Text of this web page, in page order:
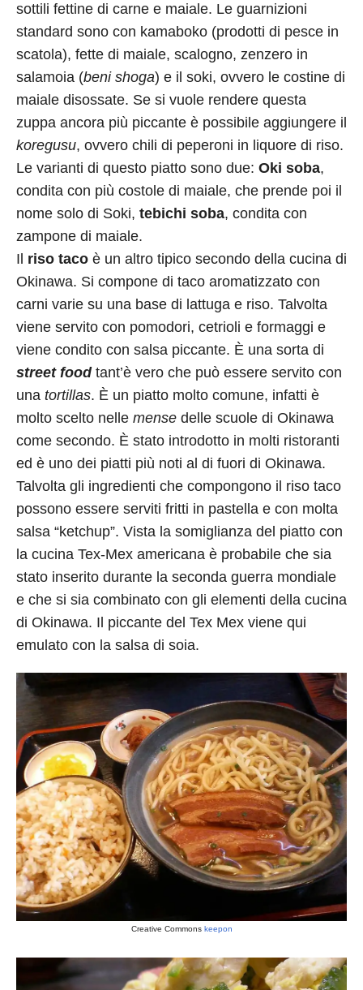
sottili fettine di carne e maiale. Le guarnizioni
standard sono con kamaboko (prodotti di pesce in
scatola), fette di maiale, scalogno, zenzero in
salamoia (beni shoga) e il soki, ovvero le costine di
maiale disossate. Se si vuole rendere questa
zuppa ancora più piccante è possibile aggiungere il
koregusu, ovvero chili di peperoni in liquore di riso.
Le varianti di questo piatto sono due: Oki soba,
condita con più costole di maiale, che prende poi il
nome solo di Soki, tebichi soba, condita con
zampone di maiale.
Il riso taco è un altro tipico secondo della cucina di
Okinawa. Si compone di taco aromatizzato con
carni varie su una base di lattuga e riso. Talvolta
viene servito con pomodori, cetrioli e formaggi e
viene condito con salsa piccante. È una sorta di
street foodtant’è vero che può essere servito con
una tortillas. È un piatto molto comune, infatti è
molto scelto nelle mense delle scuole di Okinawa
come secondo. È stato introdotto in molti ristoranti
ed è uno dei piatti più noti al di fuori di Okinawa.
Talvolta gli ingredienti che compongono il riso taco
possono essere serviti fritti in pastella e con molta
salsa “ketchup”. Vista la somiglianza del piatto con
la cucina Tex-Mex americana è probabile che sia
stato inserito durante la seconda guerra mondiale
e che si sia combinato con gli elementi della cucina
di Okinawa. Il piccante del Tex Mex viene qui
emulato con la salsa di soia.
Creative Commons keepon